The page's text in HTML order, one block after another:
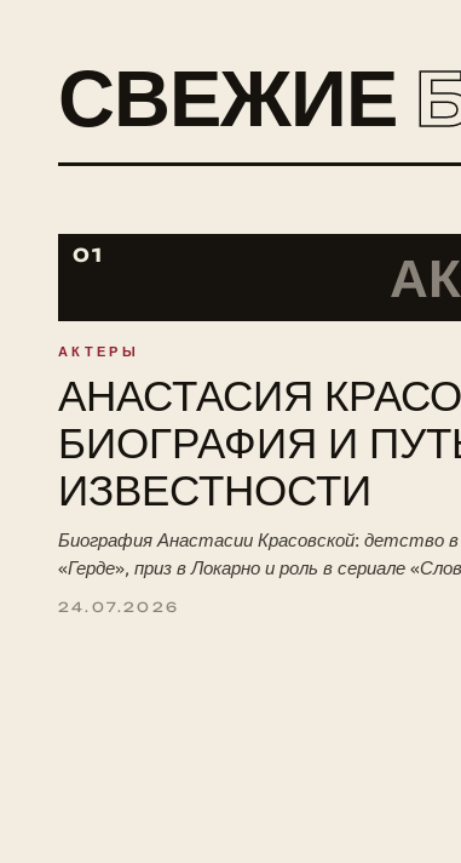
СВЕЖИЕ
01 АК
АКТЕРЫ
АНАСТАСИЯ
БИОГРАФИЯ И
ИЗВЕСТНОСТИ
Биография Анастасии Красовской: детство
«Герде», приз в Локарно и роль в сериале
24.07.2026